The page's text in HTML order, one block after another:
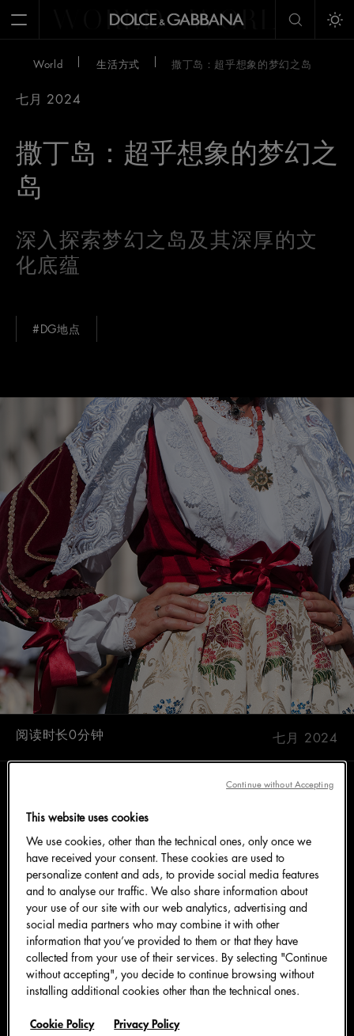
Open MenuWORLD WORLD
World 生活方式 撒丁岛：超乎想象的梦幻之岛
七月 2024
撒丁岛：超乎想象的梦幻之
岛
深入探索梦幻之岛及其深厚的文
化底蕴
#DG地点
七月 2024
阅读时长0分钟
传统的守护者，往昔与当下在这里完美融合。手工艺的
传承，传统民俗的延续，对美食的尊崇——撒丁岛文化
的点点滴滴，都勾勒出滋味丰富的风味故事。
Dolce&Gabbana 在 Alta Moda 女装高级定制系列、
Alta Sartoria 男装高级定制系列 和 Alta Gioielleria 高
级珠宝系列作品中以独到的审美叙事描绘了这片梦幻之
地丰富的文化血统。
La Parata di Sant’Efisio
This website uses cookies
We use cookies, other than the technical ones, only once we
have received your consent. These cookies are used to
personalize content and ads, to provide social media features
and to analyse our traffic. We also share information about
your use of our site with our web analytics, advertising and
social media partners who may combine it with other
information that you’ve provided to them or that they have
collected from your use of their services. By selecting "Continue
without accepting", you decide to continue browsing without
installing additional cookies other than the technical ones.
Cookie Policy Privacy Policy
Continue without Accepting